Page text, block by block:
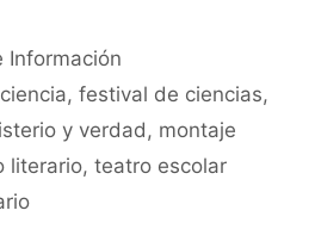
ai
l
m
p
ar
tir
Información
,festival de ciencias,
y verdad, montaje
literario, teatro escolar